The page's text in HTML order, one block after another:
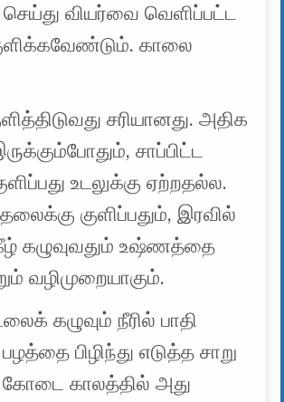
செய்து வியர்வை வெளிப்பட்ட
காலை
சரியானது. அதிக
சாப்பிட்ட
உடலுக்கு ஏற்றதல்ல.
குளிப்பதும், இரவில்
கழுவுவதும் உஷ்ணத்தை
வழிமுறையாகும்.
கழுவும் நீரில் பாதி
பிழிந்து எடுத்த சாறு
கோடை காலத்தில் அது